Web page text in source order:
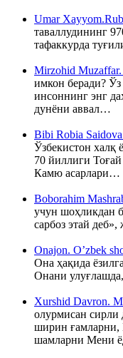
Umar
таваллудининг
тафаккурда
Mirzohid
имкон беради?
инсоннинг энг
дунёни аввал…
Bibi Robia
Ўзбекистон халқ
70 йиллиги
Камю асарлари…
Boborahim
учун шоҳликдан
сарбоз этай
Onajon. O’zbek
Она ҳақида
Онани
Xurshid Davron.
олурмисан сирли
ширин ғамларни,
шамларни Мени